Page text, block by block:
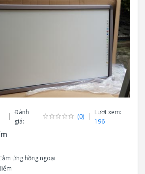
Đánh
giá:
(0)
Lượt xem:
196
ứng hồng ngoại